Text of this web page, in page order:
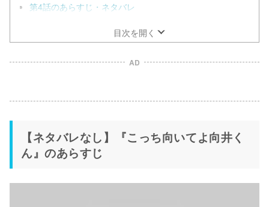
第4話のあらすじ・ネタバレ
目次を開く
AD
【ネタバレなし】『こっち向いてよ向井く
ん』のあらすじ